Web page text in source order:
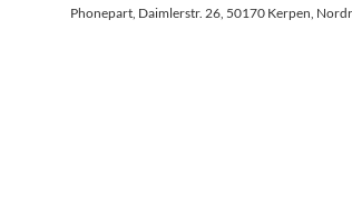
Phonepart, Daimlerstr. 26, 50170 Kerpen,